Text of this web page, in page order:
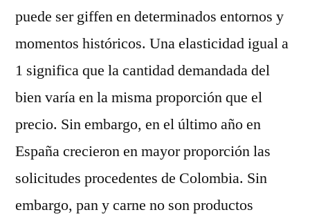
puede ser giffen en determinados entornos y
momentos históricos. Una elasticidad igual a
1 significa que la cantidad demandada del
bien varía en la misma proporción que el
precio. Sin embargo, en el último año en
España crecieron en mayor proporción las
solicitudes procedentes de Colombia. Sin
embargo, pan y carne no son productos